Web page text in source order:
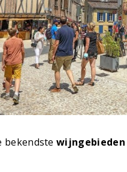
bekendstewijngebieden